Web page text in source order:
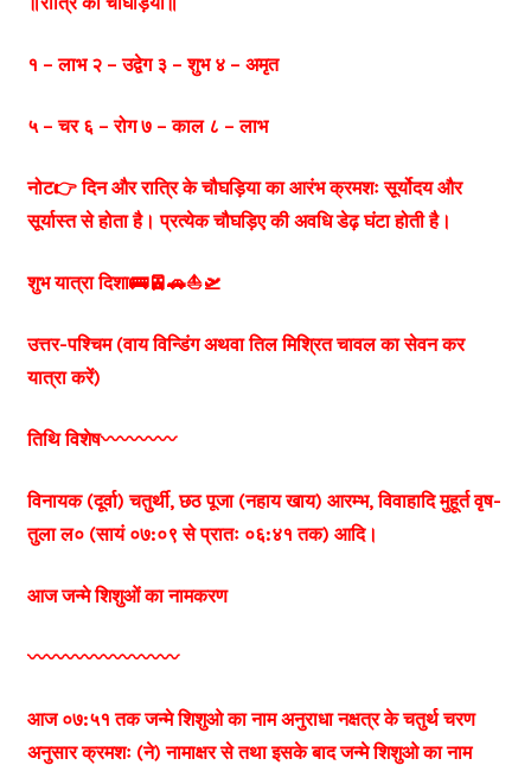
१ – लाभ २ – उद्वेग ३ – शुभ ४ – अमृत
५ – चर ६ – रोग ७ – काल ८ – लाभ
नोट👉 दिन और रात्रि के चौघड़िया का आरंभ क्रमशः सूर्योदय और
सूर्यास्त से होता है। प्रत्येक चौघड़िए की अवधि डेढ़ घंटा होती है।
शुभ यात्रा दिशा🚌🚈🚗⛵🛫
उत्तर-पश्चिम (वाय विन्डिंग अथवा तिल मिश्रित चावल का सेवन कर
यात्रा करें)
तिथि विशेष〰️〰️〰️〰️
विनायक (दूर्वा) चतुर्थी, छठ पूजा (नहाय खाय) आरम्भ, विवाहादि मुहूर्त वृष-
तुला ल० (सायं ०७:०९ से प्रातः ०६:४१ तक) आदि।
आज जन्मे शिशुओं का नामकरण
〰️〰️〰️〰️〰️〰️〰️〰️
आज ०७:५१ तक जन्मे शिशुओ का नाम अनुराधा नक्षत्र के चतुर्थ चरण
अनुसार क्रमशः (ने) नामाक्षर से तथा इसके बाद जन्मे शिशुओ का नाम